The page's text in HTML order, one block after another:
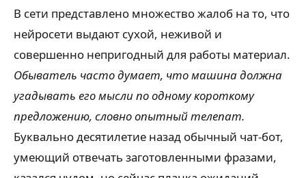
В сети представлено множество жалоб на то, что
нейросети выдают сухой, неживой и
совершенно непригодный для работы материал.
Обыватель часто думает, что машина должна
угадывать его мысли по одному короткому
предложению, словно опытный телепат.
Буквально десятилетие назад обычный чат-бот,
умеющий отвечать заготовленными фразами,